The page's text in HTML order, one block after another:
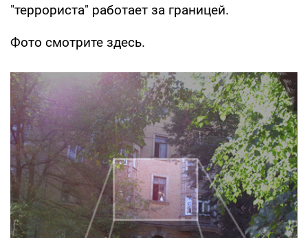
"террориста" работает за границей.
Фото смотрите здесь.